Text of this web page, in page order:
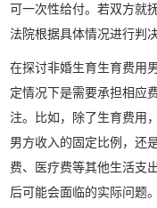
可一次性给付。若双方就
法院根据具体情况进行判决
在探讨非婚生育生育费用
定情况下是需要承担相应
注。比如，除了生育费用
男方收入的固定比例，还
费、医疗费等其他生活支
后可能会面临的实际问题